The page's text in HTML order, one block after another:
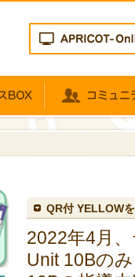
QR付 YELLOW
2022年4月
Unit 10Bの